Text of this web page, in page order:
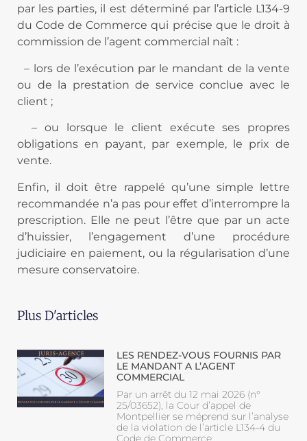
par les parties, il est déterminé par l’article L134-9
du Code de Commerce qui précise que le droit à
commission de l’agent commercial naît :
– lors de l’exécution par le mandant de la vente
ou de la prestation de service conclue avec le
client ;
– ou lorsque le client exécute ses propres
obligations en payant, par exemple, le prix de
vente.
Enfin, il doit être rappelé qu’une simple lettre
recommandée n’a pas pour effet d’interrompre la
prescription. Elle ne peut l’être que par un acte
d’huissier, l’engagement d’une procédure
judiciaire en paiement, ou la régularisation d’une
mesure conservatoire.
Plus D'articles
LES RENDEZ-VOUS FOURNIS PAR
LE MANDANT A L’AGENT
COMMERCIAL
Par un arrêt du 12 mai 2026 (n°
25/03652), la Cour d’appel de
Montpellier se méprend sur l’analyse
de la violation de l’article L134-4 du
Code de Commerce